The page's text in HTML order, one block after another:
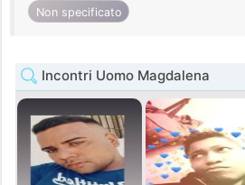
Non specificato
Incontri Uomo Magdalena